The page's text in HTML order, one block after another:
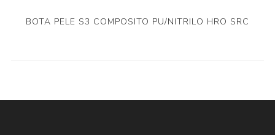
BOTA PELE S3 COMPOSITO PU/NITRILO HRO SRC